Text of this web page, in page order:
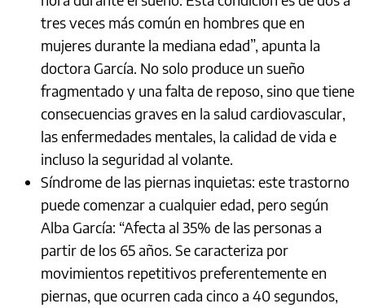
tres veces más común en hombres que en
mujeres durante la mediana edad”, apunta la
doctora García. No solo produce un sueño
fragmentado y una falta de reposo, sino que tiene
consecuencias graves en la salud cardiovascular,
las enfermedades mentales, la calidad de vida e
incluso la seguridad al volante.
Síndrome de las piernas inquietas: este trastorno
puede comenzar a cualquier edad, pero según
Alba García: “Afecta al 35% de las personas a
partir de los 65 años. Se caracteriza por
movimientos repetitivos preferentemente en
piernas, que ocurren cada cinco a 40 segundos,